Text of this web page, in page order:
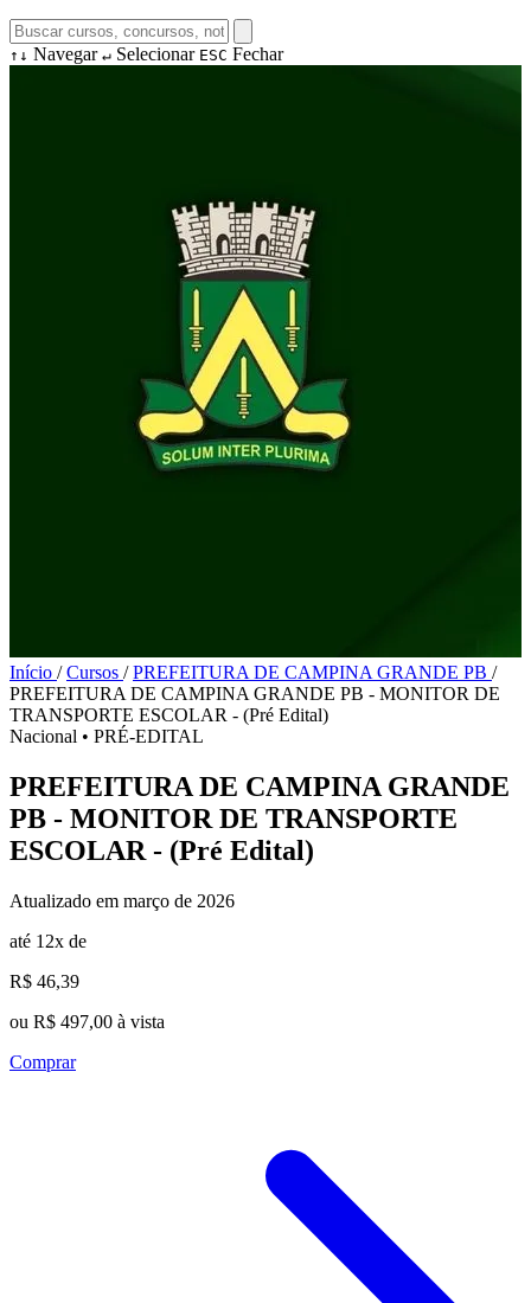
↑↓ Navegar ↵ Selecionar ESC Fechar
Início / Cursos / PREFEITURA DE CAMPINA GRANDE PB /
PREFEITURA DE CAMPINA GRANDE PB - MONITOR DE
TRANSPORTE ESCOLAR - (Pré Edital)
Nacional • PRÉ-EDITAL
PREFEITURA DE CAMPINA GRANDE
PB - MONITOR DE TRANSPORTE
ESCOLAR - (Pré Edital)
Atualizado em março de 2026
até 12x de
R$ 46,39
ou R$ 497,00 à vista
Comprar